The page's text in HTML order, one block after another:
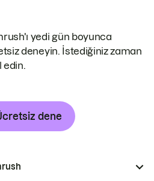
yedi gün boyunca
deneyin. İstediğiniz zaman
edin.
dene